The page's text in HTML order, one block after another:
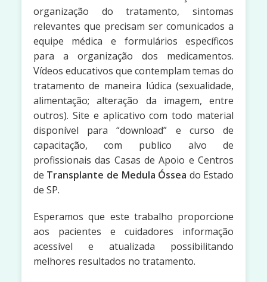
organização do tratamento, sintomas
relevantes que precisam ser comunicados a
equipe médica e formulários específicos
para a organização dos medicamentos.
Vídeos educativos que contemplam temas do
tratamento de maneira lúdica (sexualidade,
alimentação; alteração da imagem, entre
outros). Site e aplicativo com todo material
disponível para “download” e curso de
capacitação, com publico alvo de
profissionais das Casas de Apoio e Centros
de Transplante de Medula Óssea do Estado
de SP.
Esperamos que este trabalho proporcione
aos pacientes e cuidadores informação
acessível e atualizada possibilitando
melhores resultados no tratamento.